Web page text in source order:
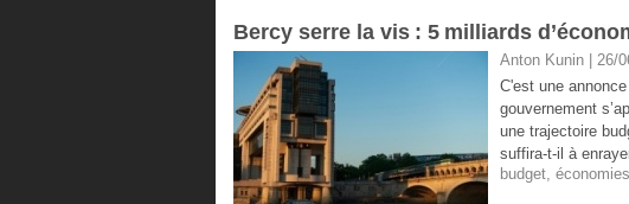
Bercy serre la vis : 5 milliards
Anton Kunin | 26/
C'est une
gouvernement
une trajectoire
suffira-t-il à
budget, économies